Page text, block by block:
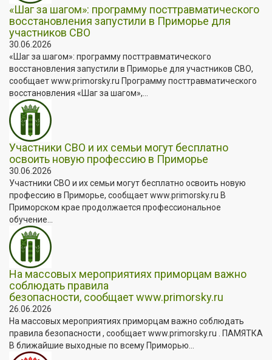
«Шаг за шагом»: программу посттравматического
восстановления запустили в Приморье для
участников СВО
30.06.2026
«Шаг за шагом»: программу посттравматического
восстановления запустили в Приморье для участников СВО,
сообщает www.primorsky.ru Программу посттравматического
восстановления «Шаг за шагом»,...
Участники СВО и их семьи могут бесплатно
освоить новую профессию в Приморье
30.06.2026
Участники СВО и их семьи могут бесплатно освоить новую
профессию в Приморье, сообщает www.primorsky.ru В
Приморском крае продолжается профессиональное
обучение...
На массовых мероприятиях приморцам важно
соблюдать правила
безопасности, сообщает www.primorsky.ru
26.06.2026
На массовых мероприятиях приморцам важно соблюдать
правила безопасности , сообщает www.primorsky.ru . ПАМЯТКА
В ближайшие выходные по всему Приморью...